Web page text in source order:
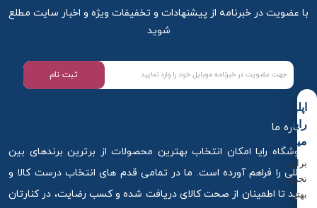
با عضویت در خبرنامه از پیشنهادات و تخفیفات ویژه و اخبار سایت مطلع
شوید
ثبت نام
درباره ما
فروشگاه رایا امکان انتخاب بهترین محصولات از برترین برندهای بین
المللی را فراهم آورده است. ما در تمامی قدم های انتخاب درست کالا و
خرید تا اطمینان از صحت کالای دریافت شده و کسب رضایت، در کنارتان
اپلیکیشن
رایا
میکاپ
برای
تجربه
بهتر